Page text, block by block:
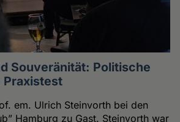
Souveränität: Politische
Praxistest
em. Ulrich Steinvorth bei den
Hamburg zu Gast. Steinvorth war